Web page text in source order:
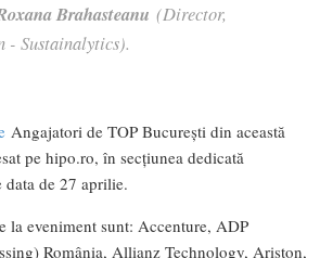
Brahasteanu (Director,
- Sustainalytics).
Angajatori de TOP București din această
pe hipo.ro, în secțiunea dedicată
de 27 aprilie.
la eveniment sunt: Accenture, ADP
România, Allianz Technology, Ariston,